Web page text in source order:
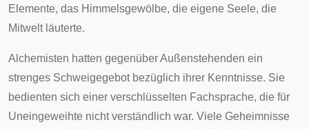
Elemente, das Himmelsgewölbe, die eigene Seele, die
Mitwelt läuterte.
Alchemisten hatten gegenüber Außenstehenden ein
strenges Schweigegebot bezüglich ihrer Kenntnisse. Sie
bedienten sich einer verschlüsselten Fachsprache, die für
Uneingeweihte nicht verständlich war. Viele Geheimnisse